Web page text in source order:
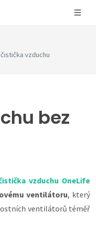
vzduchu
bez
vzduchu OneLife
ventilátoru, který
ventilátorů téměř